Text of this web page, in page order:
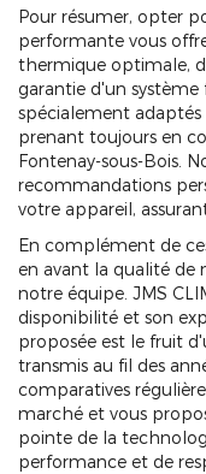
Pour résumer, opter
performante vous
thermique optimale,
garantie d'un système
spécialement
prenant toujours en
Fontenay-sous-Bois.
recommandations
votre appareil,
En complément de
en avant la qualité de
notre équipe. JMS
disponibilité et son
proposée est le fruit
transmis au fil des
comparatives
marché et vous
pointe de la
performance et de